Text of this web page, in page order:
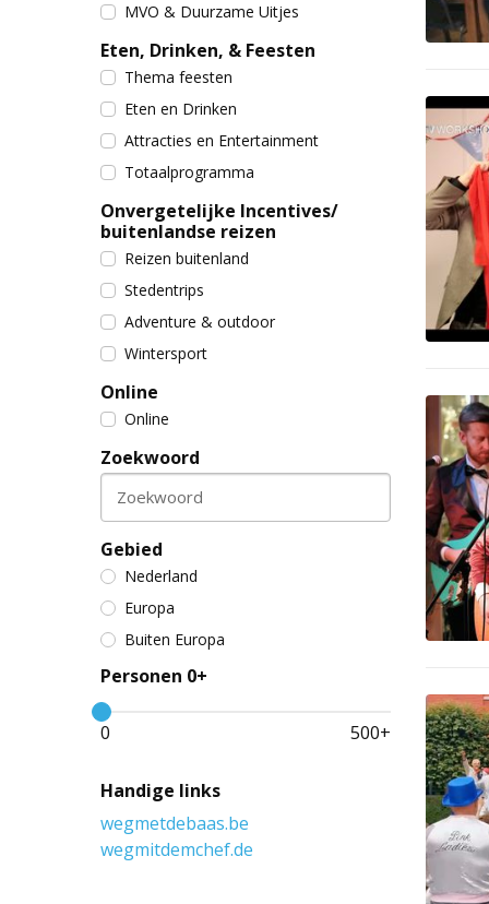
MVO & Duurzame Uitjes
Eten, Drinken, & Feesten
Thema feesten
Eten en Drinken
Attracties en Entertainment
Totaalprogramma
Onvergetelijke Incentives/
buitenlandse reizen
Reizen buitenland
Stedentrips
Adventure & outdoor
Wintersport
Online
Online
Zoekwoord
Zoekwoord
Gebied
Nederland
Europa
Buiten Europa
Personen 0+
0 500+
Handige links
wegmetdebaas.be
wegmitdemchef.de